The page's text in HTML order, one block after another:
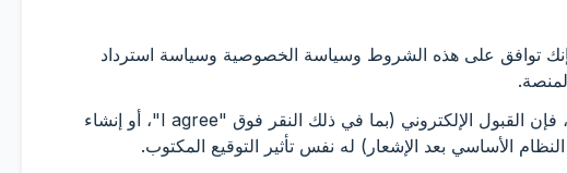
فإنك توافق على هذه الشروط وسياسة الخصوصية وسياسة استرداد
2.2 عندما ينطبق Electronic Transactions Act، فإن القبول الإلكتروني (بما في ذلك النقر فوق "I agree"، أو إنشاء
الأساسي بعد الإشعار) له نفس تأثير التوقيع المكتوب.